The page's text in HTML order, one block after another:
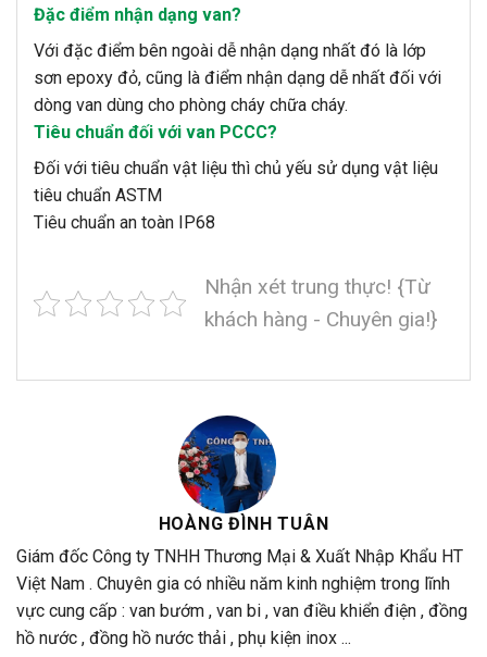
Đặc điểm nhận dạng van?
Với đặc điểm bên ngoài dễ nhận dạng nhất đó là lớp
sơn epoxy đỏ, cũng là điểm nhận dạng dễ nhất đối với
dòng van dùng cho phòng cháy chữa cháy.
Tiêu chuẩn đối với van PCCC?
Đối với tiêu chuẩn vật liệu thì chủ yếu sử dụng vật liệu
tiêu chuẩn ASTM
Tiêu chuẩn an toàn IP68
Nhận xét trung thực! {Từ
khách hàng - Chuyên gia!}
HOÀNG ĐÌNH TUÂN
Giám đốc Công ty TNHH Thương Mại & Xuất Nhập Khẩu HT
Việt Nam . Chuyên gia có nhiều năm kinh nghiệm trong lĩnh
vực cung cấp : van bướm , van bi , van điều khiển điện , đồng
hồ nước , đồng hồ nước thải , phụ kiện inox ...